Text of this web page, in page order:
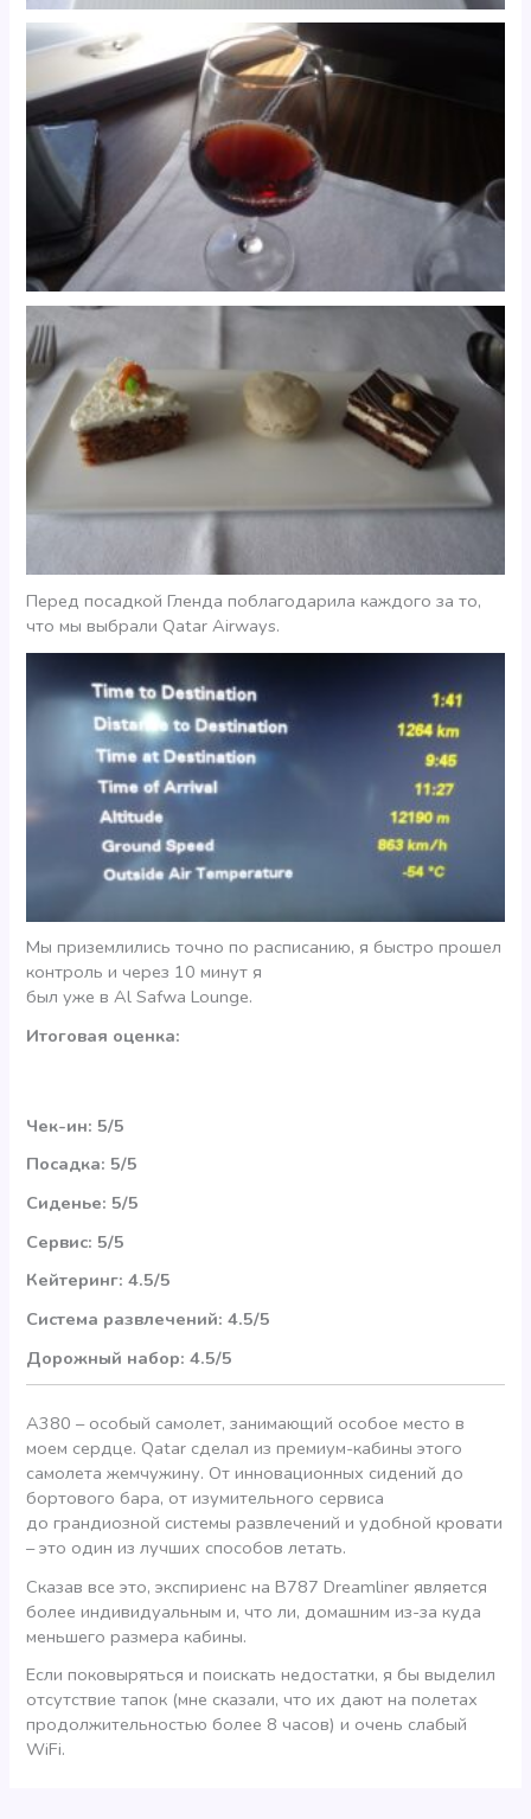
Перед посадкой Гленда поблагодарила каждого за то,
что мы выбрали Qatar Airways.
Мы приземлились точно по расписанию, я быстро прошел
контроль и через 10 минут я
был уже в Al Safwa Lounge.
Итоговая оценка:
Чек-ин: 5/5
Посадка: 5/5
Сиденье: 5/5
Сервис: 5/5
Кейтеринг: 4.5/5
Система развлечений: 4.5/5
Дорожный набор: 4.5/5
A380 – особый самолет, занимающий особое место в
моем сердце. Qatar сделал из премиум-кабины этого
самолета жемчужину. От инновационных сидений до
бортового бара, от изумительного сервиса
до грандиозной системы развлечений и удобной кровати
– это один из лучших способов летать.
Сказав все это, экспириенс на B787 Dreamliner является
более индивидуальным и, что ли, домашним из-за куда
меньшего размера кабины.
Если поковыряться и поискать недостатки, я бы выделил
отсутствие тапок (мне сказали, что их дают на полетах
продолжительностью более 8 часов) и очень слабый
WiFi.